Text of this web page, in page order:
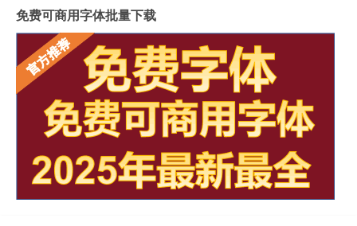
免费可商用字体批量下载